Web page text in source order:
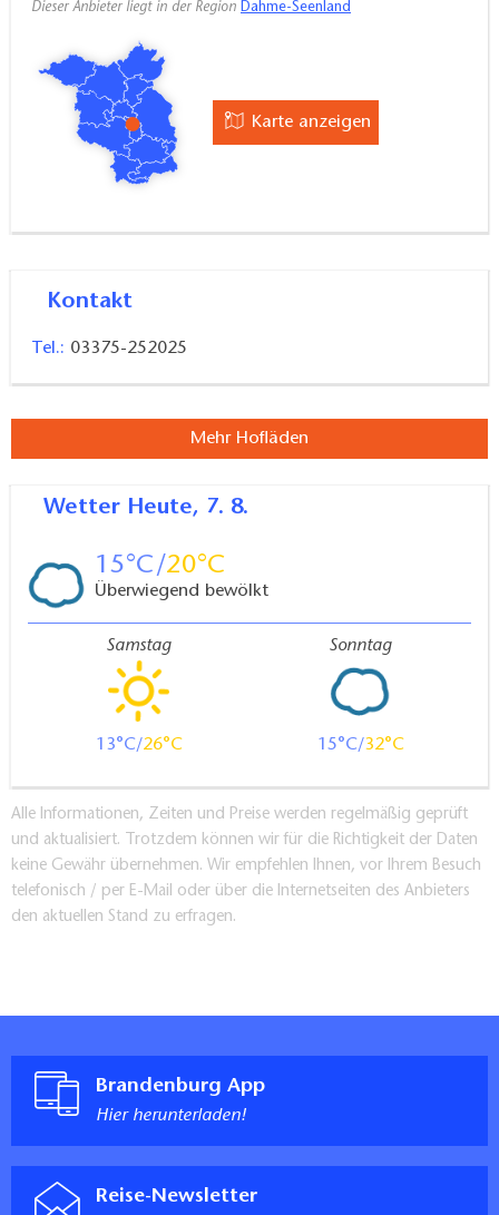
Dieser Anbieter liegt in der Region Dahme-Seenland
Karte anzeigen
Kontakt
Tel.: 03375-252025
Mehr Hofläden
Wetter Heute, 7. 8.
15 20
Überwiegend bewölkt
Samstag
13 26
Sonntag
15 32
Alle Informationen, Zeiten und Preise werden regelmäßig geprüft
und aktualisiert. Trotzdem können wir für die Richtigkeit der Daten
keine Gewähr übernehmen. Wir empfehlen Ihnen, vor Ihrem Besuch
telefonisch / per E-Mail oder über die Internetseiten des Anbieters
den aktuellen Stand zu erfragen.
Brandenburg App
Hier herunterladen!
Reise-Newsletter